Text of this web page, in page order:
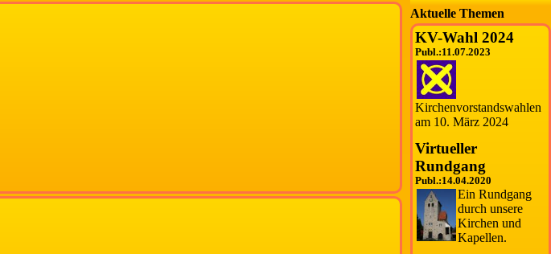
Aktuelle Themen
KV-Wahl 2024
Publ.:11.07.2023
Kirchenvorstandswahlen
am 10. März 2024
Virtueller
Rundgang
Publ.:14.04.2020
Ein Rundgang
durch unsere
Kirchen und
Kapellen.